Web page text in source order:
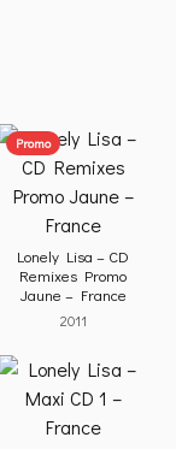
Promo
Lonely Lisa – CD
Remixes Promo
Jaune – France
2011